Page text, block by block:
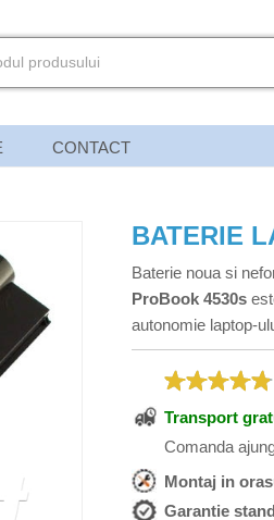
CONTACT
BATERIE
Baterie noua si
ProBook 4530s
autonomie laptop-
Transport
Comanda
Montaj in
Garantie